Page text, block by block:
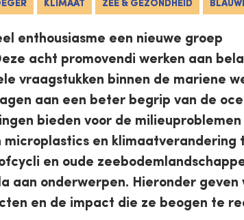
KLIMAAT ZEE & GEZONDHEID
enthousiasme een nieuwe groep
acht promovendi werken aan
vraagstukken binnen de mariene
aan een beter begrip van de
bieden voor de
microplastics en klimaatverandering
en oude
aan onderwerpen. Hieronder geven
en de impact die ze beogen te